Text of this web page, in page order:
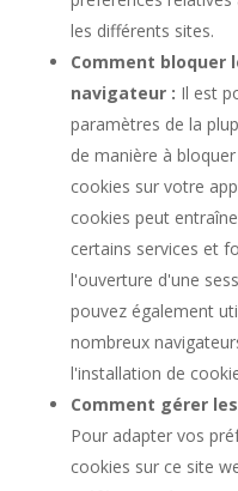
les différents sites.
Comment bloquer
navigateur : Il est
paramètres de la
de manière à
cookies sur votre
cookies peut
certains services et
l'ouverture d'une
pouvez également
nombreux
l'installation de
Comment gérer
Pour adapter vos
cookies sur ce site